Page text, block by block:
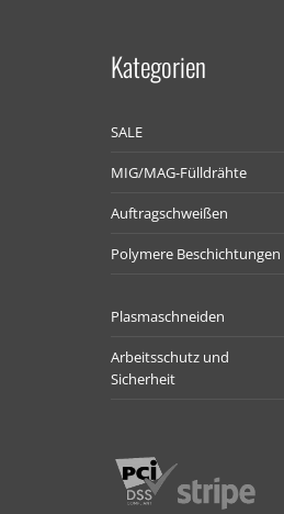
Kategorien
SALE
MIG/MAG-Fülldrähte
Auftragschweißen
Polymere Beschichtungen
Plasmaschneiden
Arbeitsschutz und
Sicherheit